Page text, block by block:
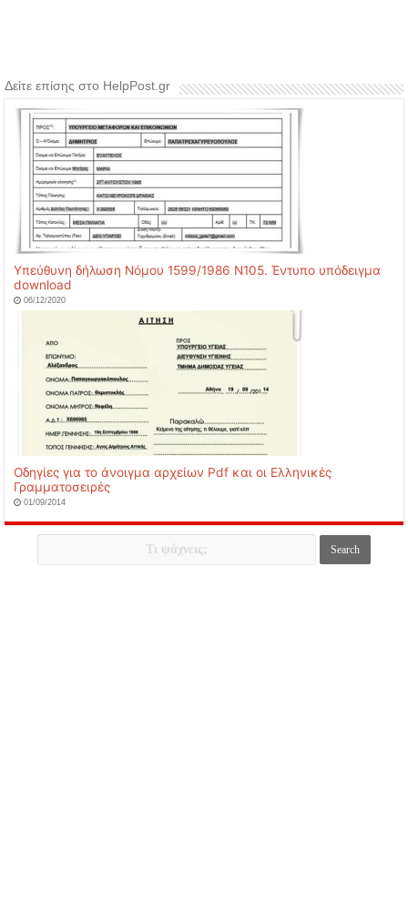
Δείτε επίσης στο HelpPost.gr
Υπεύθυνη δήλωση Νόμου 1599/1986 N105. Έντυπο υπόδειγμα
download
06/12/2020
Οδηγίες για το άνοιγμα αρχείων Pdf και οι Ελληνικές
Γραμματοσειρές
01/09/2014